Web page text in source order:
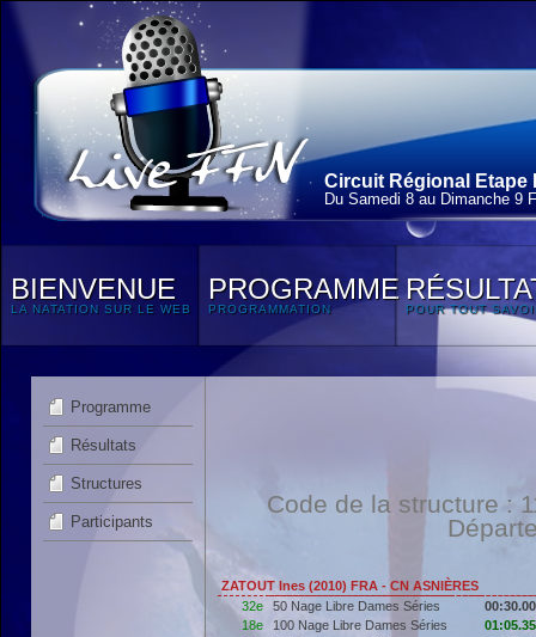
Circuit Régional Etape
Du Samedi 8 au Dimanche 9
BIENVENUE
LA NATATION SUR LE WEB
PROGRAMME
PROGRAMMATION POUR TOUT
Programme
Résultats
Structures
Participants
Code de la structure :
ZATOUT Ines (2010) FRA - CN ASNIÈRES
32e
50 Nage Libre Dames Séries
00:30.00
18e
100 Nage Libre Dames Séries
01:05.35